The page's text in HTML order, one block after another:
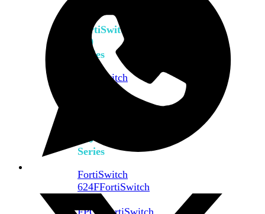
FortiSwitch
500
Series
FortiSwitch
600
Series
FortiSwitch
624FFortiSwitch
624F-
FPOE
FortiSwitch